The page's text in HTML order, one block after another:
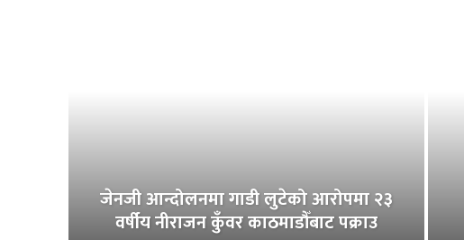
जेनजी आन्दोलनमा गाडी लुटेको आरोपमा २३
वर्षीय नीराजन कुँवर काठमाडौँबाट पक्राउ